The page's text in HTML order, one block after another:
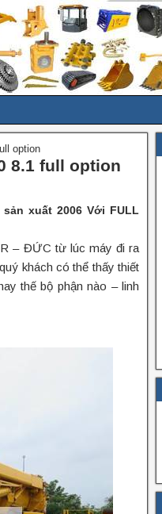
option
8.1 full option
xuất 2006 Với FULL
– ĐỨC từ lúc máy đi ra
khách có thể thấy thiết
thế bộ phận nào – linh